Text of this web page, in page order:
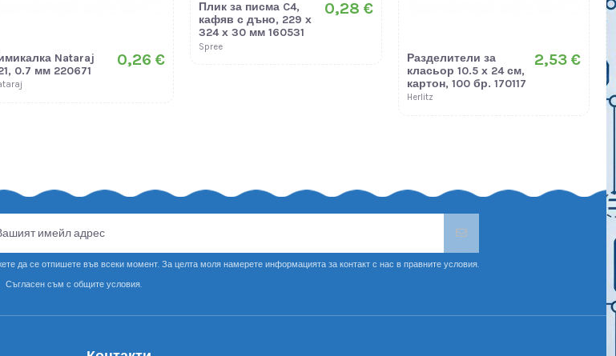
Nataraj
0.7 мм 220671
0,26 €
Плик за писма C4,
кафяв с дъно, 229 х
324 х 30 мм 160531
Spree
0,28 €
Разделители за
класьор 10.5 х 24 см,
картон, 100 бр. 170117
Herlitz
2,53 €
да се отпишете във всеки момент. За целта моля намерете информацията за контакт с нас в правните условия.
Съгласен съм с общите условия.